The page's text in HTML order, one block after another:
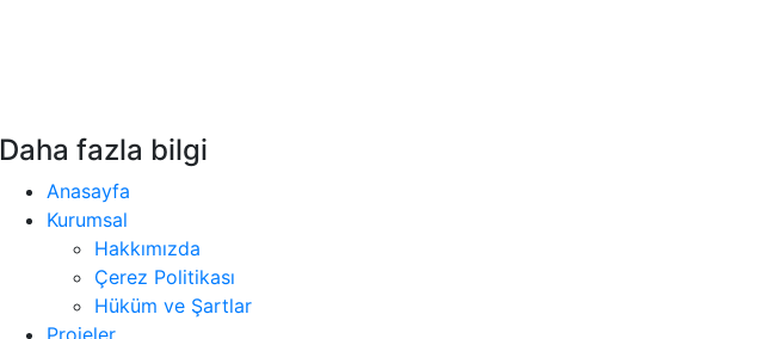
Daha fazla bilgi
Anasayfa
Kurumsal
Hakkımızda
Çerez Politikası
Hüküm ve Şartlar
Projeler